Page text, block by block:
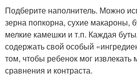
Подберите наполнитель. Можно
зерна попкорна, сухие макароны,
мелкие камешки и т.п. Каждая
содержать свой особый
том, чтобы ребенок мог извлекать
сравнения и контраста.